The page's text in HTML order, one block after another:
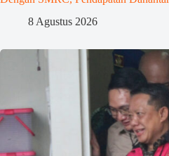
8 Agustus 2026